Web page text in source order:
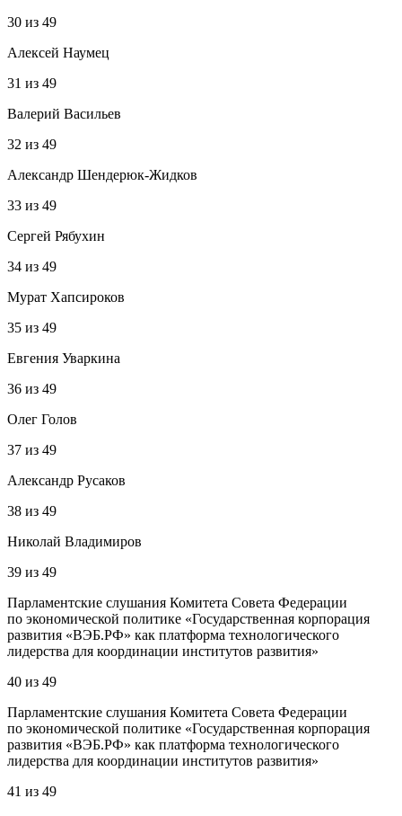
30 из 49
Алексей Наумец
31 из 49
Валерий Васильев
32 из 49
Александр Шендерюк-Жидков
33 из 49
Сергей Рябухин
34 из 49
Мурат Хапсироков
35 из 49
Евгения Уваркина
36 из 49
Олег Голов
37 из 49
Александр Русаков
38 из 49
Николай Владимиров
39 из 49
Парламентские слушания Комитета Совета Федерации
по экономической политике «Государственная корпорация
развития «ВЭБ.РФ» как платформа технологического
лидерства для координации институтов развития»
40 из 49
Парламентские слушания Комитета Совета Федерации
по экономической политике «Государственная корпорация
развития «ВЭБ.РФ» как платформа технологического
лидерства для координации институтов развития»
41 из 49